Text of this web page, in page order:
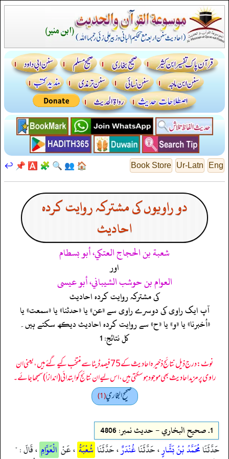
Eng
Ur-Latn
Book Store
🏠
👥
🔍
🧩
🅰️
📌
↩️
دو راویوں کی مشترکہ روایت کردہ
احادیث
شعبة بن الحجاج العتكي، أبو بسطام
اور
العوام بن حوشب الشيباني، أبو عيسى
کی مشترکہ روایت کردہ احادیث
آپ ایک راوی کی دوسرے راوی سے «عن» یا «حدثنا» یا «سمعت» یا
«أخبرنا» یا «و» یا «ح» سے روایت کردہ احادیث دیکھ سکتے ہیں۔
کل نتائج: 1
نوٹ: درج ذیل نتائج ذخیرہ احادیث کے 75 فیصد ڈیٹا سے منتخب کیے گئے ہیں، یعنی ان
راوی پر مزید احادیث بھی موجود ہو سکتی ہیں، اس لیے ان نتائج کو ابتدائی (اندازاً) سمجھا جائے۔
صحيح البخاري(1)
1. صحيح البخاري - حدیث نمبر: 4806
حَدَّثَنَامُحَمَّدُ بْنُ بَشَّارٍ، حَدَّثَنَاغُنْدَرٌ، حَدَّثَنَا شُعْبَةُ ، عَنْ الْعَوَّامِ ، قَالَ : "